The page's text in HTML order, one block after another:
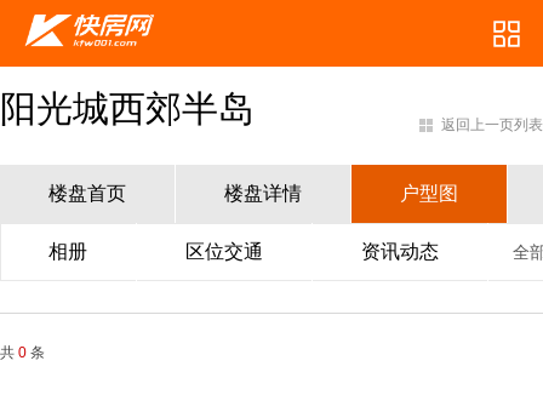
阳光城西郊半岛 返回上一页列表
楼盘首页 楼盘详情 户型图
相册 区位交通 资讯动态 全
共 0 条